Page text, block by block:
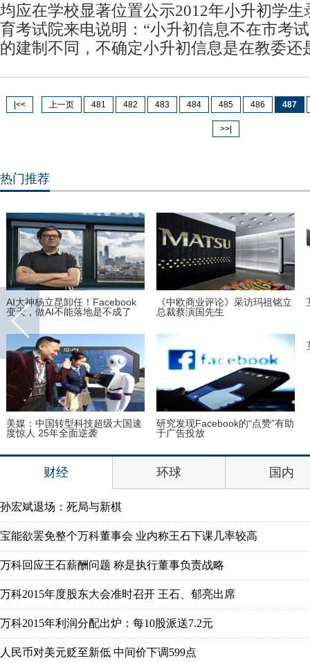
均应在学校显著位置公示2012年小升初学
育考试院来电说明：“小升初信息不在市考
的建制不同，不确定小升初信息是在教委还
|<< 上一页 481 482 483 484 485 486 487
>>|